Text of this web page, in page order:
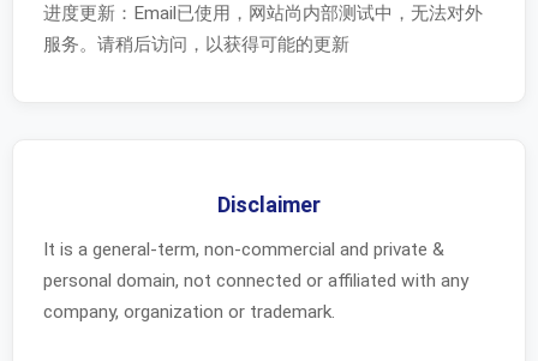
进度更新：Email已使用，网站尚内部测试中，无法对外
服务。请稍后访问，以获得可能的更新
Disclaimer
It is a general-term, non-commercial and private &
personal domain, not connected or affiliated with any
company, organization or trademark.